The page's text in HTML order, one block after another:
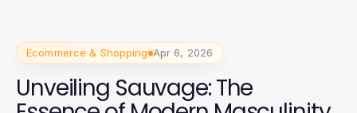
Ecommerce & Shopping Apr 6, 2026
Unveiling Sauvage: The